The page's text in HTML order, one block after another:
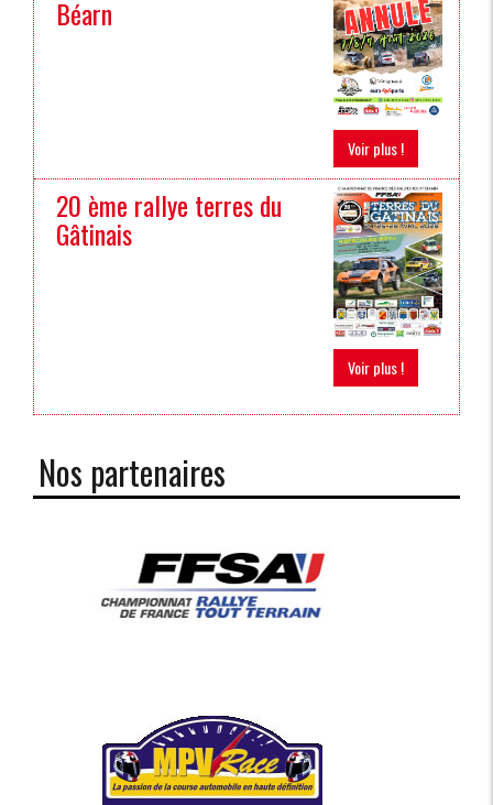
Béarn
Voir plus !
20 ème rallye terres du
Gâtinais
Voir plus !
Nos partenaires